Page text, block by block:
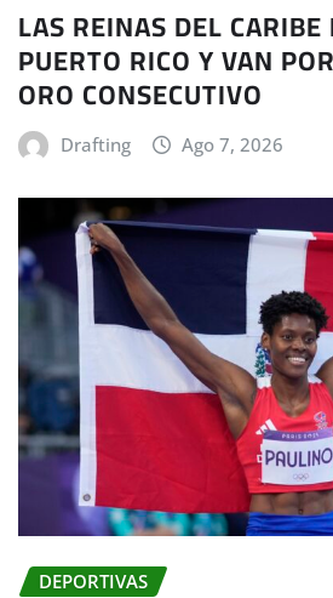
LAS REINAS DEL
PUERTO RICO Y VAN
ORO CONSECUTIVO
Drafting Ago 7, 2026
DEPORTIVAS